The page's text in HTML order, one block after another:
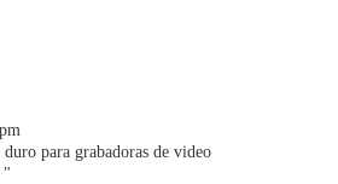
para grabadoras de video
"